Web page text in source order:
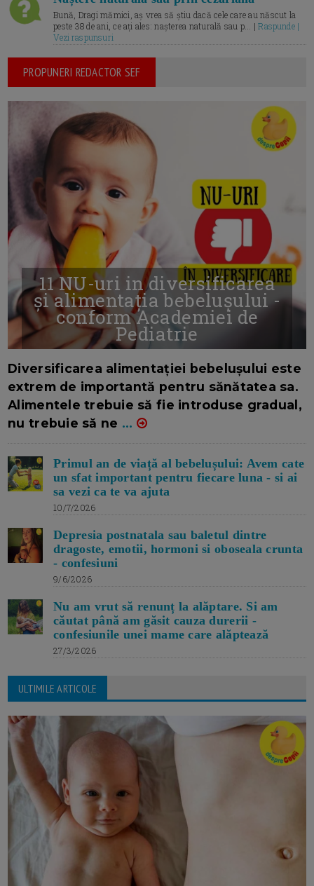
Bună, Dragi mămici, aș vrea să știu dacă cele care au născut la
peste 38 de ani, ce ați ales: nașterea naturală sau p... |Raspunde |
Vezi raspunsuri
PROPUNERI REDACTOR SEF
11 NU-uri in diversificarea
și alimentația bebelușului -
conform Academiei de
Pediatrie
Diversificarea alimentației bebelușului este
extrem de importantă pentru sănătatea sa.
Alimentele trebuie să fie introduse gradual,
nu trebuie să ne ...
Primul an de viață al bebelușului: Avem cate
un sfat important pentru fiecare luna - si ai
sa vezi ca te va ajuta
10/7/2026
Depresia postnatala sau baletul dintre
dragoste, emotii, hormoni si oboseala crunta
- confesiuni
9/6/2026
Nu am vrut să renunț la alăptare. Si am
căutat până am găsit cauza durerii -
confesiunile unei mame care alăptează
27/3/2026
ULTIMILE ARTICOLE